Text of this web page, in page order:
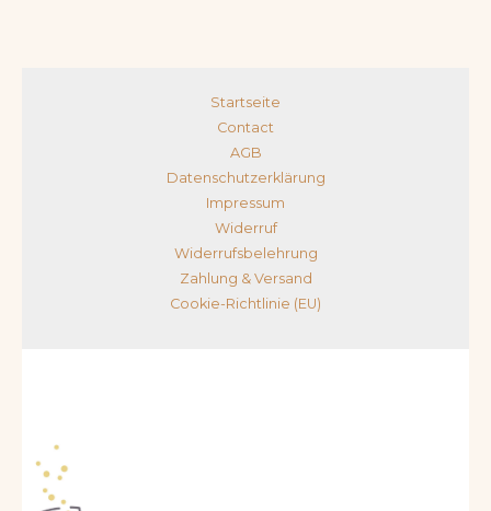
Startseite
Contact
AGB
Datenschutzerklärung
Impressum
Widerruf
Widerrufsbelehrung
Zahlung & Versand
Cookie-Richtlinie (EU)